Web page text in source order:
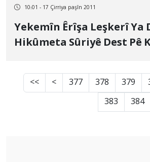
10:01 - 17 Çirriya paşîn 2011
Yekemîn Êrîşa Leşkerî Ya
Hikûmeta Sûriyê Dest Pê
<< < 377 378 379
383
384